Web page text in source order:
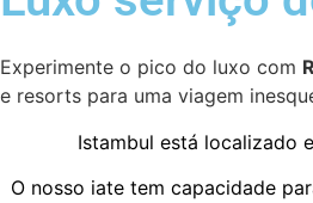
Experimente o pico do luxo com
e resorts para uma viagem
Istambul está localizado
O nosso iate tem capacidade